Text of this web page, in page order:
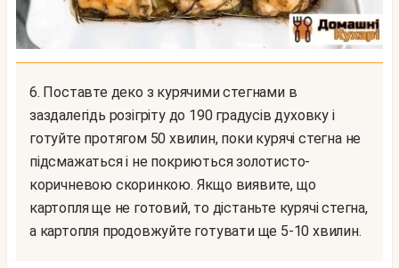
6. Поставте деко з курячими стегнами в
заздалегідь розігріту до 190 градусів духовку і
готуйте протягом 50 хвилин, поки курячі стегна не
підсмажаться і не покриються золотисто-
коричневою скоринкою. Якщо виявите, що
картопля ще не готовий, то дістаньте курячі стегна,
а картопля продовжуйте готувати ще 5-10 хвилин.